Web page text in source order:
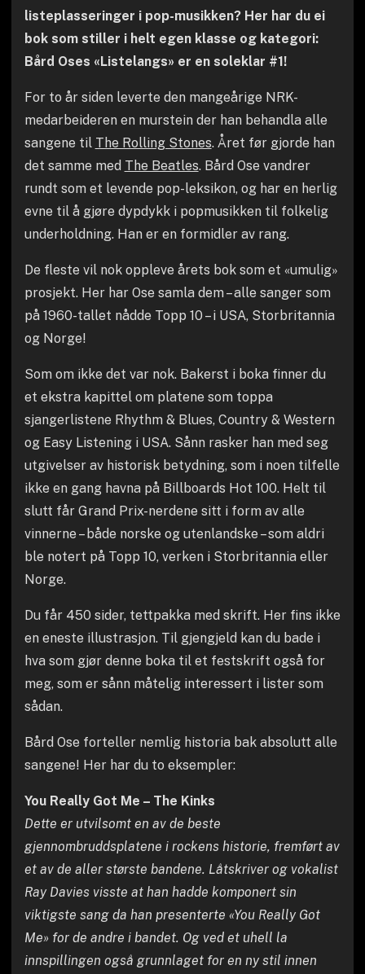
listeplasseringer i pop-musikken? Her har du ei
bok som stiller i helt egen klasse og kategori:
Bård Oses «Listelangs» er en soleklar #1!
For to år siden leverte den mangeårige NRK-
medarbeideren en murstein der han behandla alle
sangene til The Rolling Stones. Året før gjorde han
det samme med The Beatles. Bård Ose vandrer
rundt som et levende pop-leksikon, og har en herlig
evne til å gjøre dypdykk i popmusikken til folkelig
underholdning. Han er en formidler av rang.
De fleste vil nok oppleve årets bok som et «umulig»
prosjekt. Her har Ose samla dem – alle sanger som
på 1960-tallet nådde Topp 10 – i USA, Storbritannia
og Norge!
Som om ikke det var nok. Bakerst i boka finner du
et ekstra kapittel om platene som toppa
sjangerlistene Rhythm & Blues, Country & Western
og Easy Listening i USA. Sånn rasker han med seg
utgivelser av historisk betydning, som i noen tilfelle
ikke en gang havna på Billboards Hot 100. Helt til
slutt får Grand Prix-nerdene sitt i form av alle
vinnerne – både norske og utenlandske – som aldri
ble notert på Topp 10, verken i Storbritannia eller
Norge.
Du får 450 sider, tettpakka med skrift. Her fins ikke
en eneste illustrasjon. Til gjengjeld kan du bade i
hva som gjør denne boka til et festskrift også for
meg, som er sånn måtelig interessert i lister som
sådan.
Bård Ose forteller nemlig historia bak absolutt alle
sangene! Her har du to eksempler:
You Really Got Me – The Kinks
Dette er utvilsomt en av de beste
gjennombruddsplatene i rockens historie, fremført av
et av de aller største bandene. Låtskriver og vokalist
Ray Davies visste at han hadde komponert sin
viktigste sang da han presenterte «You Really Got
Me» for de andre i bandet. Og ved et uhell la
innspillingen også grunnlaget for en ny stil innen